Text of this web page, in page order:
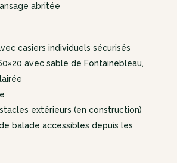
abritée
casiers individuels sécurisés
avec sable de Fontainebleau,
extérieurs (en construction)
balade accessibles depuis les